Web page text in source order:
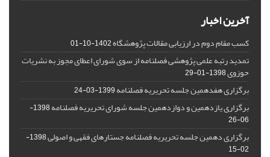
آخرین اخبار
کسب مقام دوم در ارزیابی مقالات پژوهشگاه1402-10-01
تمدید رتبه علمی پژوهشی فصلنامه از سوی شورای اعطای مجوز به نشریات
حوزوی1398-01-29
برگزاری هفدهمین جلسه تحریریه فصلنامه1399-03-24
برگزاری یازدهمین و دوازدهمین جلسه شورای تحریریه فصلنامه
1398-
06-26
برگزاری دهمین جلسه تحریریه فصلنامه جستارهای فقهی و اصولی
1398-
02-15